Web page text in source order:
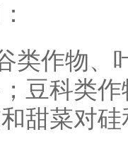
类作物、
豆科类
甜菜对